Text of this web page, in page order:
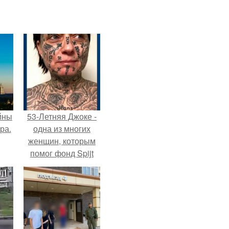
53-Летняя Джоке -
одна из многих
женщин, которым
помог фонд Spijt
van Tattoo,
основанный в
Роттердаме.